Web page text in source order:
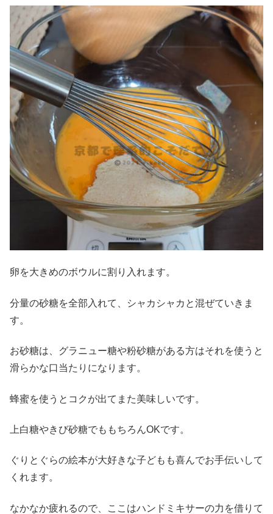
卵を大きめのボウルに割り入れます。
分量の砂糖を全部入れて、シャカシャカと混ぜていきま
す。
お砂糖は、グラニュー糖や粉砂糖がある方はそれを使うと
滑らかな口当たりになります。
蜂蜜を使うとコクが出てまた美味しいです。
上白糖やきび砂糖でももちろんOKです。
ぐりとぐらの絵本が大好きな子どもも喜んでお手伝いして
くれます。
なかなか疲れるので、ここはハンドミキサーの力を借りて